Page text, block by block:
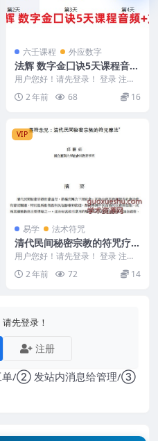
六壬课程 外应数字
法辉 数字金囗诀5天课程音频
+文档
用户您好！请先登录！ 登录 注册
法辉 数字金囗诀5天课程音频+文
档 24121...
2 年前 68 16
VIP
易学 法术符咒
清代民间秘密宗教的符咒疗法
摘要
用户您好！请先登录！ 登录 注册
清代民间秘密宗教的符咒疗法摘要
DF992 年前 72 14
先登录！
注册
单/② 发站内消息给管理/③